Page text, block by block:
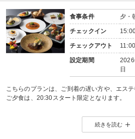
食事条件 夕・
チェックイン
チェックアウト 11:00
設定期間
日
こちらのプランは、ご到着の遅い方や、エス
ご夕食は、20:30スタート限定となります。
佐賀特有の穏やかな気候と美味しい水、澄み切
その豊かな自然に育まれた食材を中心に、イ
続きを読む